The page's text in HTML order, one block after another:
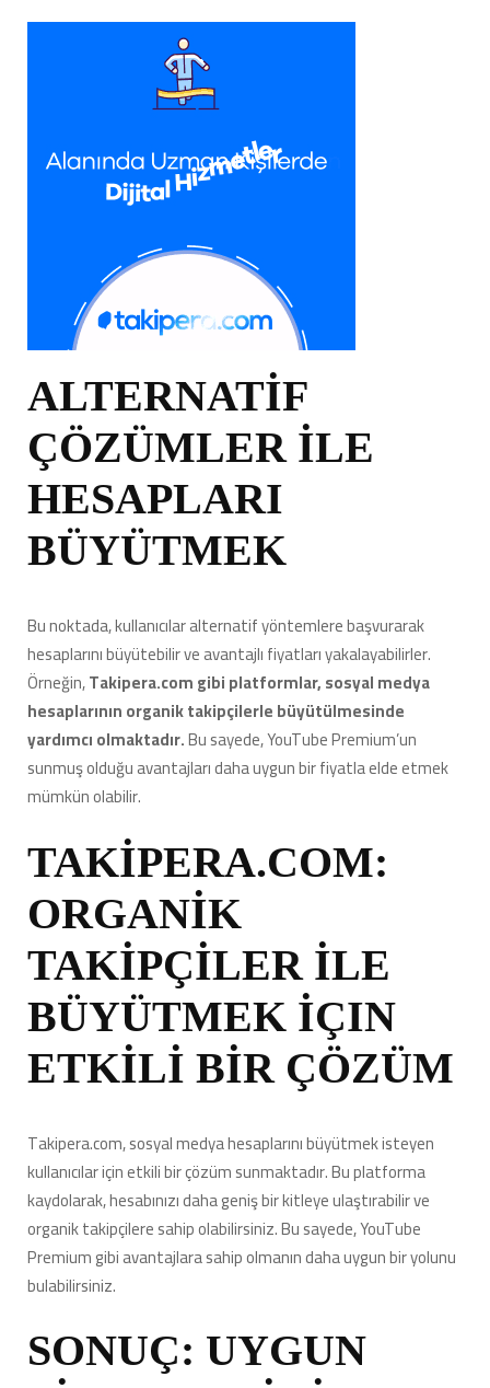
ALTERNATİF
ÇÖZÜMLER İLE
HESAPLARI
BÜYÜTMEK
Bu noktada, kullanıcılar alternatif yöntemlere başvurarak
hesaplarını büyütebilir ve avantajlı fiyatları yakalayabilirler.
Örneğin,Takipera.com gibi platformlar, sosyal medya
hesaplarının organik takipçilerle büyütülmesinde
yardımcı olmaktadır.Bu sayede, YouTube Premium’un
sunmuş olduğu avantajları daha uygun bir fiyatla elde etmek
mümkün olabilir.
TAKİPERA.COM:
ORGANİK
TAKİPÇİLER İLE
BÜYÜTMEK İÇIN
ETKİLİ BİR ÇÖZÜM
Takipera.com, sosyal medya hesaplarını büyütmek isteyen
kullanıcılar için etkili bir çözüm sunmaktadır. Bu platforma
kaydolarak, hesabınızı daha geniş bir kitleye ulaştırabilir ve
organik takipçilere sahip olabilirsiniz. Bu sayede, YouTube
Premium gibi avantajlara sahip olmanın daha uygun bir yolunu
bulabilirsiniz.
SONUÇ: UYGUN